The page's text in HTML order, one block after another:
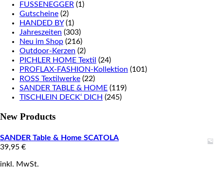
FUSSENEGGER (1)
Gutscheine (2)
HANDED BY (1)
Jahreszeiten (303)
Neu im Shop (216)
Outdoor-Kerzen (2)
PICHLER HOME Textil (24)
PROFLAX-FASHION-Kollektion (101)
ROSS Textilwerke (22)
SANDER TABLE & HOME (119)
TISCHLEIN DECK‘ DICH (245)
New Products
SANDER Table & Home SCATOLA
39,95 €
inkl. MwSt.